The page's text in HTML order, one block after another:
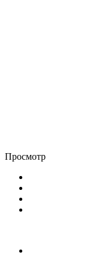
Просмотр